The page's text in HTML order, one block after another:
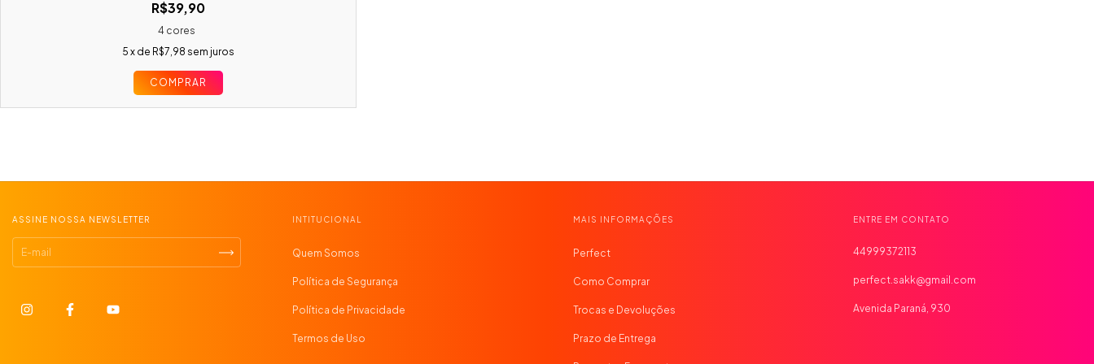
R$39,90
4 cores
5 x de R$7,98 sem juros
COMPRAR
ASSINE NOSSA NEWSLETTER INTITUCIONAL
Quem Somos
Política de Segurança
Política de Privacidade
Termos de Uso
MAIS INFORMAÇÕES
Perfect
Como Comprar
Trocas e Devoluções
Prazo de Entrega
ENTRE EM CONTATO
44999372113
perfect.sakk@gmail.com
Avenida Paraná, 930